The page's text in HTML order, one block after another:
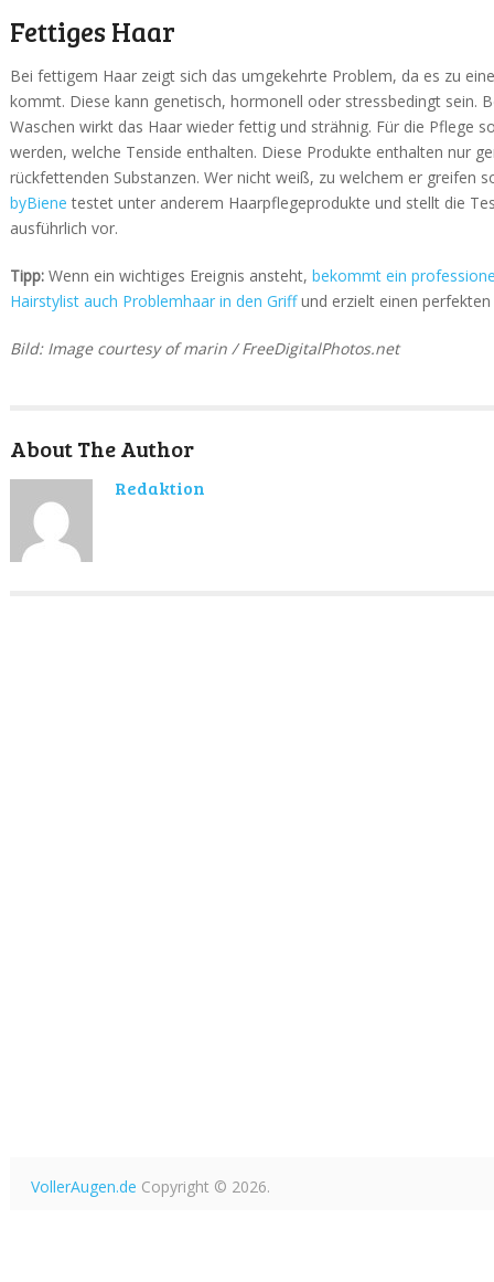
Fettiges Haar
Bei fettigem Haar zeigt sich das umgekehrte Problem, da es zu
kommt. Diese kann genetisch, hormonell oder stressbedingt sein.
Waschen wirkt das Haar wieder fettig und strähnig. Für die Pflege
werden, welche Tenside enthalten. Diese Produkte enthalten nur
rückfettenden Substanzen. Wer nicht weiß, zu welchem er greifen
byBiene testet unter anderem Haarpflegeprodukte und stellt die
ausführlich vor.
Tipp: Wenn ein wichtiges Ereignis ansteht, bekommt ein
Hairstylist auch Problemhaar in den Griffund erzielt einen
Bild: Image courtesy of marin / FreeDigitalPhotos.net
About The Author
Redaktion
VollerAugen.de Copyright © 2026.